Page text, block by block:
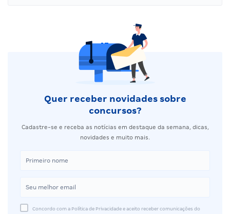
Quer receber novidades sobre
concursos?
Cadastre-se e receba as notícias em destaque da semana, dicas,
novidades e muito mais.
Concordo com a Política de Privacidade e aceito receber comunicações do